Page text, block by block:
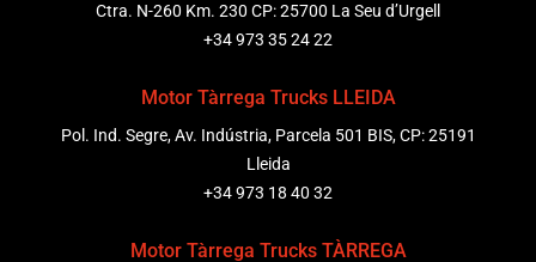
Ctra. N-260 Km. 230 CP: 25700 La Seu d’Urgell
+34 973 35 24 22
Motor Tàrrega Trucks LLEIDA
Pol. Ind. Segre, Av. Indústria, Parcela 501 BIS, CP: 25191
Lleida
+34 973 18 40 32
Motor Tàrrega Trucks TÀRREGA